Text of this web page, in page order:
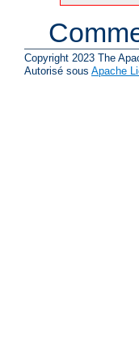
Copyright 2023 The
Autorisé sous Apache